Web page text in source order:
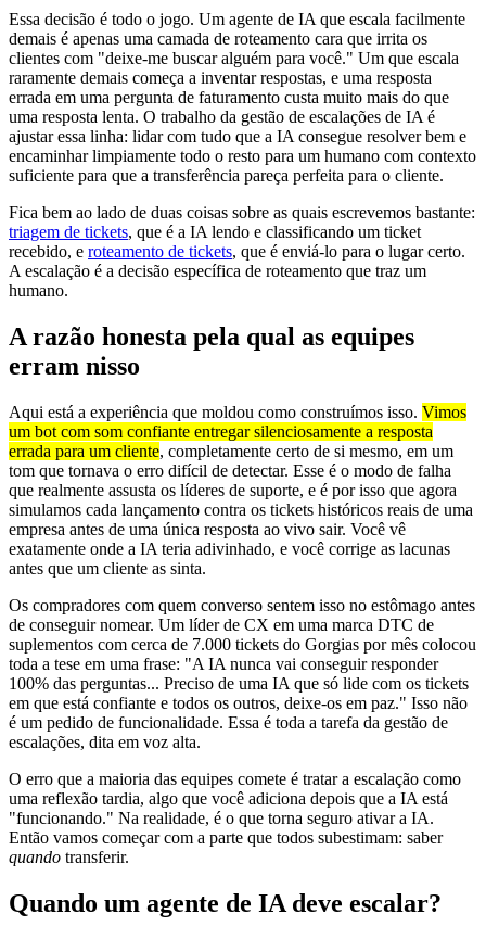
Essa decisão é todo o jogo. Um agente de IA que escala facilmente
demais é apenas uma camada de roteamento cara que irrita os
clientes com "deixe-me buscar alguém para você." Um que escala
raramente demais começa a inventar respostas, e uma resposta
errada em uma pergunta de faturamento custa muito mais do que
uma resposta lenta. O trabalho da gestão de escalações de IA é
ajustar essa linha: lidar com tudo que a IA consegue resolver bem e
encaminhar limpiamente todo o resto para um humano com contexto
suficiente para que a transferência pareça perfeita para o cliente.
Fica bem ao lado de duas coisas sobre as quais escrevemos bastante:
triagem de tickets, que é a IA lendo e classificando um ticket
recebido, e roteamento de tickets, que é enviá-lo para o lugar certo.
A escalação é a decisão específica de roteamento que traz um
humano.
A razão honesta pela qual as equipes
erram nisso
Aqui está a experiência que moldou como construímos isso. Vimos
um bot com som confiante entregar silenciosamente a resposta
errada para um cliente, completamente certo de si mesmo, em um
tom que tornava o erro difícil de detectar. Esse é o modo de falha
que realmente assusta os líderes de suporte, e é por isso que agora
simulamos cada lançamento contra os tickets históricos reais de uma
empresa antes de uma única resposta ao vivo sair. Você vê
exatamente onde a IA teria adivinhado, e você corrige as lacunas
antes que um cliente as sinta.
Os compradores com quem converso sentem isso no estômago antes
de conseguir nomear. Um líder de CX em uma marca DTC de
suplementos com cerca de 7.000 tickets do Gorgias por mês colocou
toda a tese em uma frase: "A IA nunca vai conseguir responder
100% das perguntas... Preciso de uma IA que só lide com os tickets
em que está confiante e todos os outros, deixe-os em paz." Isso não
é um pedido de funcionalidade. Essa é toda a tarefa da gestão de
escalações, dita em voz alta.
O erro que a maioria das equipes comete é tratar a escalação como
uma reflexão tardia, algo que você adiciona depois que a IA está
"funcionando." Na realidade, é o que torna seguro ativar a IA.
Então vamos começar com a parte que todos subestimam: saber
quando transferir.
Quando um agente de IA deve escalar?